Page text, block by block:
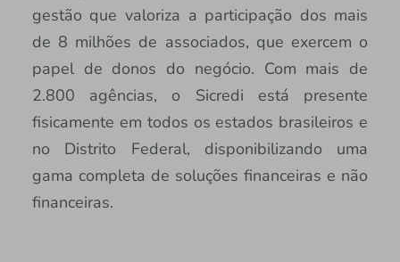
gestão que valoriza a participação dos mais
de 8 milhões de associados, que exercem o
papel de donos do negócio. Com mais de
2.800 agências, o Sicredi está presente
fisicamente em todos os estados brasileiros e
no Distrito Federal, disponibilizando uma
gama completa de soluções financeiras e não
financeiras.